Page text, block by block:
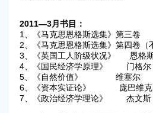
2011—3月书目：
1、《马克思恩格斯选集》第三卷
2、《马克思恩格斯选集》第四卷（
3、《英国工人阶级状况》 恩格
4、《国民经济学原理》 门格尔
5、《自然价值》 维塞尔
6、《资本实证论》 庞巴维克
7、《政治经济学理论》 杰文斯